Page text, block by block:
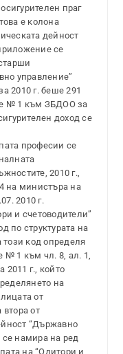
праг
е колона
дейност
се
управление”
2010 г. беше 291
№ 1 към ЗБДОО за
доход се
професии се
2010 г.,
на министъра на
2010 г.
и счетоводители”
по структурата на
код определя
№ 1 към чл. 8, ал. 1,
2011 г., който
на
от
втора от
“Държавно
намира на ред
на “Одитори и